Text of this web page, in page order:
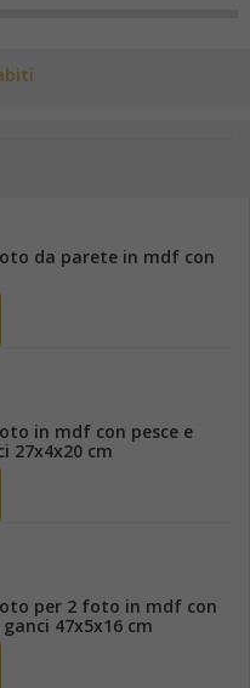
da parete in mdf con
in mdf con pesce e
27x4x20 cm
per 2 foto in mdf con
47x5x16 cm